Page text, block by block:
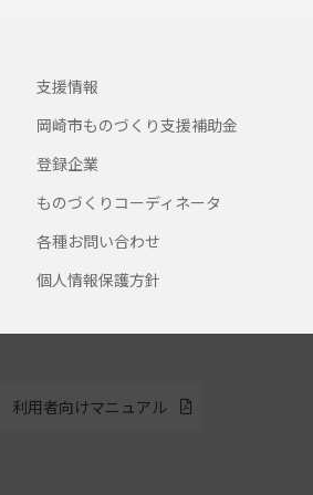
支援情報
岡崎市ものづくり支援補助金
登録企業
ものづくりコーディネータ
各種お問い合わせ
個人情報保護方針
利用者向けマニュアル